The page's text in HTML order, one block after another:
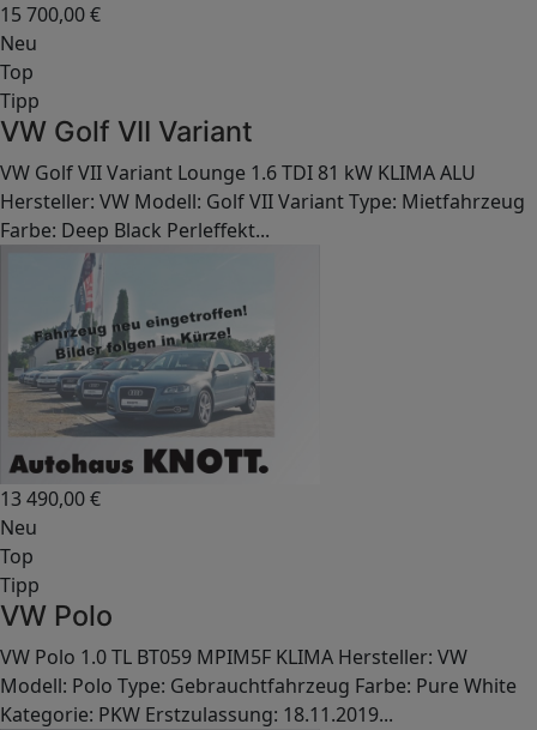
15 700,00€
Neu
Top
Tipp
VW Golf VII Variant
VW Golf VII Variant Lounge 1.6 TDI 81 kW KLIMA ALU
Hersteller: VW Modell: Golf VII Variant Type: Mietfahrzeug
Farbe: Deep Black Perleffekt...
13 490,00€
Neu
Top
Tipp
VW Polo
VW Polo 1.0 TL BT059 MPIM5F KLIMA Hersteller: VW
Modell: Polo Type: Gebrauchtfahrzeug Farbe: Pure White
Kategorie: PKW Erstzulassung: 18.11.2019...